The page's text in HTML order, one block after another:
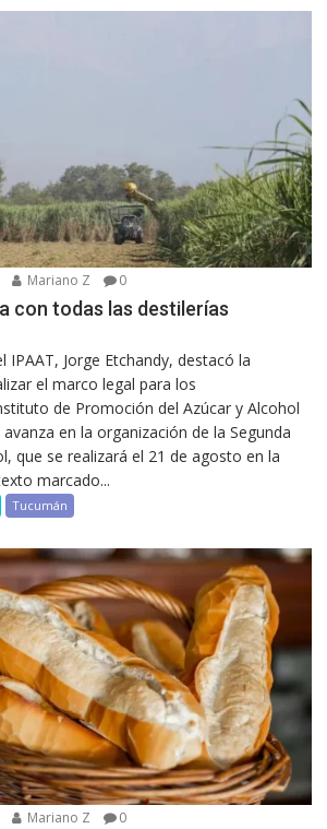
Mariano Z 0
con todas las destilerías
IPAAT, Jorge Etchandy, destacó la
el marco legal para los
de Promoción del Azúcar y Alcohol
en la organización de la Segunda
que se realizará el 21 de agosto en la
marcado...
Tucumán
Mariano Z 0